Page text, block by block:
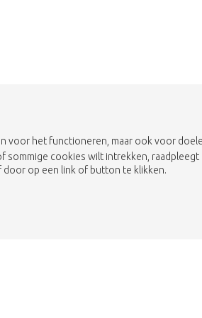
voor het functioneren, maar ook voor
sommige cookies wilt intrekken, raadpleegt
op een link of button te klikken.